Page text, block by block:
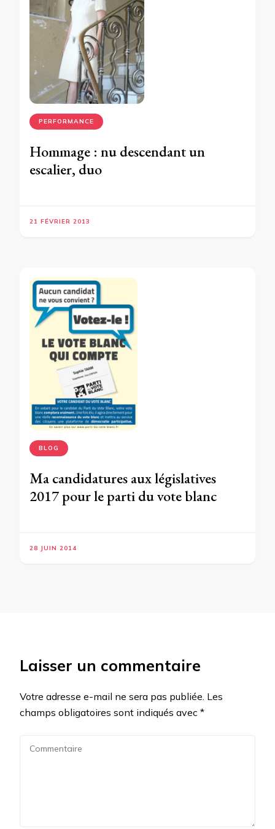
PERFORMANCE
Hommage : nu descendant un
escalier, duo
21 FÉVRIER 2013
BLOG
Ma candidatures aux législatives
2017 pour le parti du vote blanc
28 JUIN 2014
Laisser un commentaire
Votre adresse e-mail ne sera pas publiée. Les
champs obligatoires sont indiqués avec *